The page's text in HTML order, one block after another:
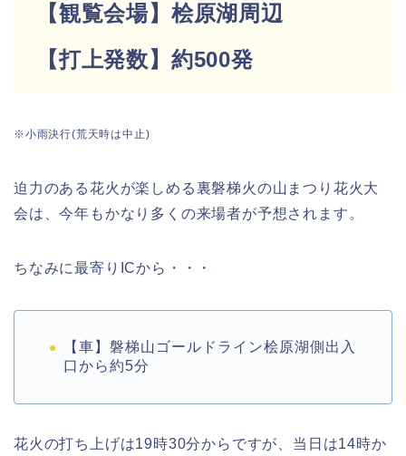
【観覧会場】桧原湖周辺
【打上発数】約500発
※小雨決行(荒天時は中止)
迫力のある花火が楽しめる裏磐梯火の山まつり花火大
会は、今年もかなり多くの来場者が予想されます。
ちなみに最寄りICから・・・
【車】磐梯山ゴールドライン桧原湖側出入
口から約5分
花火の打ち上げは19時30分からですが、当日は14時か